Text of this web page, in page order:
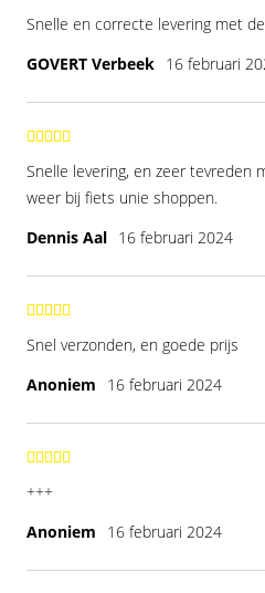
Snelle en correcte levering met
GOVERT Verbeek 16 februari
Snelle levering, en zeer tevreden
weer bij fiets unie shoppen.
Dennis Aal 16 februari 2024
Snel verzonden, en goede prijs
Anoniem
16 februari 2024
+++
Anoniem
16 februari 2024